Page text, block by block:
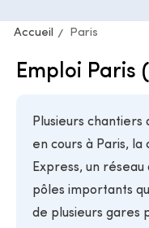
Accueil Paris
Emploi Paris
Plusieurs
en cours à Paris, la
Express, un
pôles importants
de plusieurs gares